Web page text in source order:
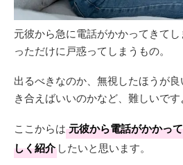
元彼から急に電話がかかってきて
っただけに戸惑ってしまうもの。
出るべきなのか、無視したほうが
き合えばいいのかなど、難しいです
ここからは 元彼から電話がかかっ
しく紹介 したいと思います。